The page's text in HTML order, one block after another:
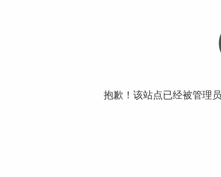
抱歉！该站点已经被管理